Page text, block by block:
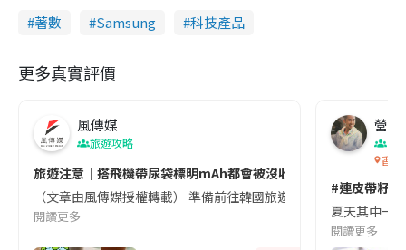
著數 Samsung 科技產品
更多真實評價
風傳媒
旅遊攻略
旅遊注意｜搭飛機帶尿袋標明mAh都會被沒收😱出發前切記檢查
（文章由風傳媒授權轉載） 準備前往韓國旅遊的民眾，近期要
閱讀更多
營養
香港
#連皮帶籽
夏天其中一
閱讀更多